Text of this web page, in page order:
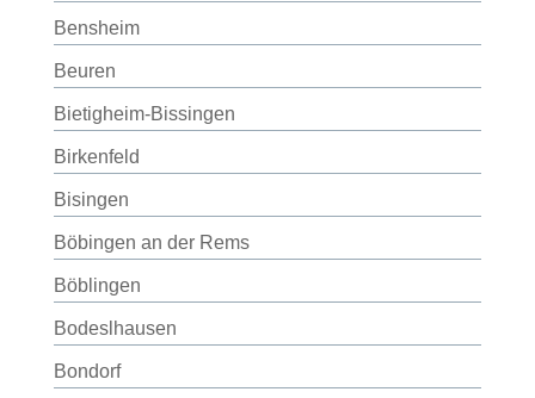
Bensheim
Beuren
Bietigheim-Bissingen
Birkenfeld
Bisingen
Böbingen an der Rems
Böblingen
Bodeslhausen
Bondorf